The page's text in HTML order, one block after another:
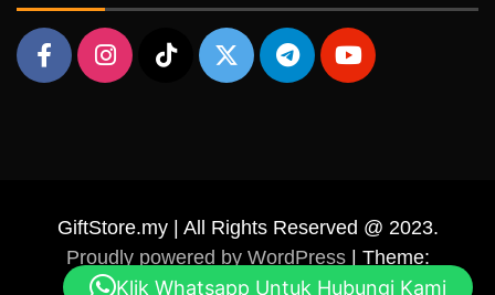
GiftStore.my | All Rights Reserved @ 2023.
Proudly powered by WordPress
Theme:
Falcha News byCandid Themes.
Klik Whatsapp Untuk Hubungi Kami